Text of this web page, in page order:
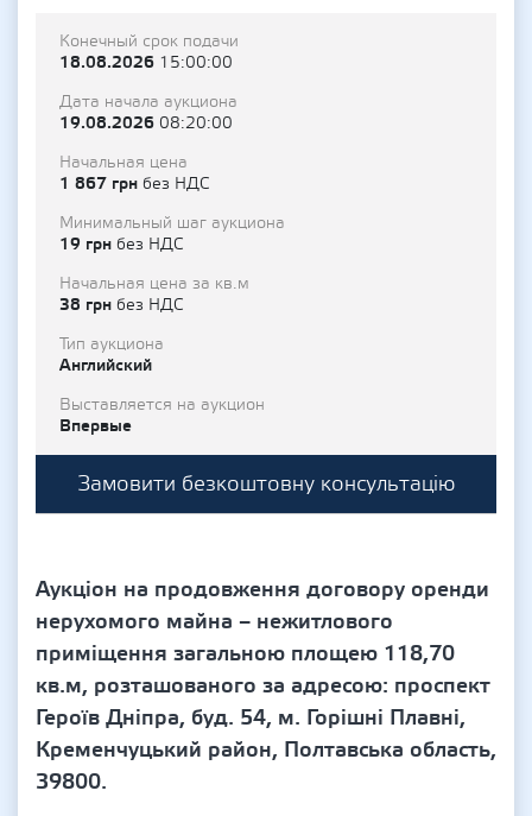
Конечный срок подачи
18.08.2026 15:00:00
Дата начала аукциона
19.08.2026 08:20:00
Начальная цена
1 867 грн без НДС
Минимальный шаг аукциона
19 грн без НДС
Начальная цена за кв.м
38 грн без НДС
Тип аукциона
Английский
Выставляется на аукцион
Впервые
Замовити безкоштовну консультацію
Аукціон на продовження договору оренди
нерухомого майна – нежитлового
приміщення загальною площею 118,70
кв.м, розташованого за адресою: проспект
Героїв Дніпра, буд. 54, м. Горішні Плавні,
Кременчуцький район, Полтавська область,
39800.